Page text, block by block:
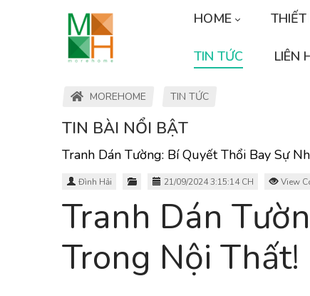
HOME
TIN TỨC LIÊN
MOREHOME TIN TỨC
TIN BÀI NỔI BẬT
Tranh Dán Tường: Bí Quyết Thổi Bay Sự
Đình Hải 21/09/2024 3:15:14 CH View
Tranh Dán
Trong Nội Thất!